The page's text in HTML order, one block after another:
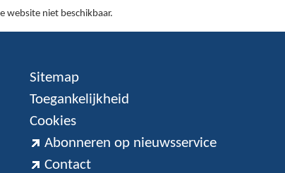
website niet beschikbaar.
Sitemap
Toegankelijkheid
Cookies
Abonneren op nieuwsservice
Contact